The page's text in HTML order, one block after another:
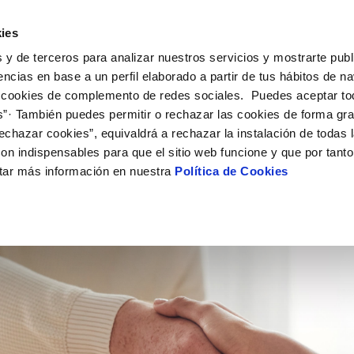
y de terceros para analizar nuestros servicios y mostrarte
en base a un perfil elaborado a partir de tus hábitos de
de complemento de redes sociales. Puedes aceptar
También puedes permitir o rechazar las cookies de forma
cookies”, equivaldrá a rechazar la instalación de todas
indispensables para que el sitio web funcione y que por
más información en nuestra Política de Cookies
titular
de suministro
MODIFICACIÓN DE
Actualizar datos bancarios
Actualizar datos de
VER TODAS LAS GESTIONES
Tu Servicio
AL CLIENTE
de contacto
obras y afectaciones
COMPROMISO DE SERVICIO
Customer Counsel (Defensa del
cliente)
Tu Agua
calidad del agua
CUIDADOS DEL AGUA
Consejos de ahorro
Depósitos comunitarios
Conócenos
COMPROMISOS
ambienteDEL CLIENTE)